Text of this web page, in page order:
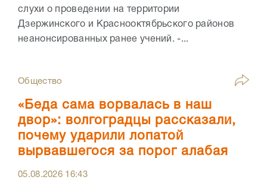
слухи о проведении на территории
Дзержинского и Краснооктябрьского районов
неанонсированных ранее учений. -...
Общество
«Беда сама ворвалась в наш
двор»: волгоградцы рассказали,
почему ударили лопатой
вырвавшегося за порог алабая
05.08.2026 16:43